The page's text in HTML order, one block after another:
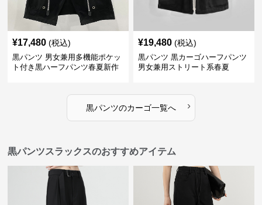
¥17,480 (税込)
黒パンツ 男女兼用多機能ポケッ
ト付き黒ハーフパンツ春夏新作
¥19,480 (税込)
黒パンツ 黒カーゴハーフパンツ
男女兼用ストリート系春夏
黒パンツのカーゴ一覧へ ›
黒パンツスラックスのおすすめアイテム